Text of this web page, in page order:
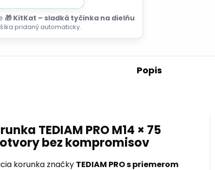
🎁 KitKat – sladká tyčinka na dielňu
pridaný automaticky.
Popis
TEDIAM PRO M14 × 75
bez kompromisov
korunka značky TEDIAM PRO s priemerom